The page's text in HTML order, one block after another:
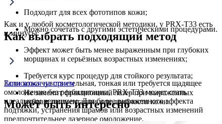
Подходит для всех фототипов кожи;
Можно сочетать с другими эстетическими процедурами.
Как и у любой косметологической методики, у PRX-T33 есть
и минусы:
Эффект может быть менее выраженным при глубоких
морщинах и серьёзных возрастных изменениях;
Требуется курс процедур для стойкого результата;
Не заменит фракционный лазер при выраженных
рубцах, пигментации или дряблости кожи.
Как выбрать подходящий метод
Если кожа чувствительная, тонкая или требуется щадящее
омоложение без реабилитации, PRX-T33 может стать
идеальным решением. Для более выраженного эффекта
подтяжки, устранения шрамов или возрастных изменений
предпочтительнее лазерное омоложение.
Записаться на прием
Может быть интересно